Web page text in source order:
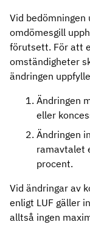
Vid
omdömesgill
förutsett. För att
omständigheter
ändringen
Ändringen
eller
Ändringen
ramavtalet
procent.
Vid ändringar av
enligt LUF gäller
alltså ingen